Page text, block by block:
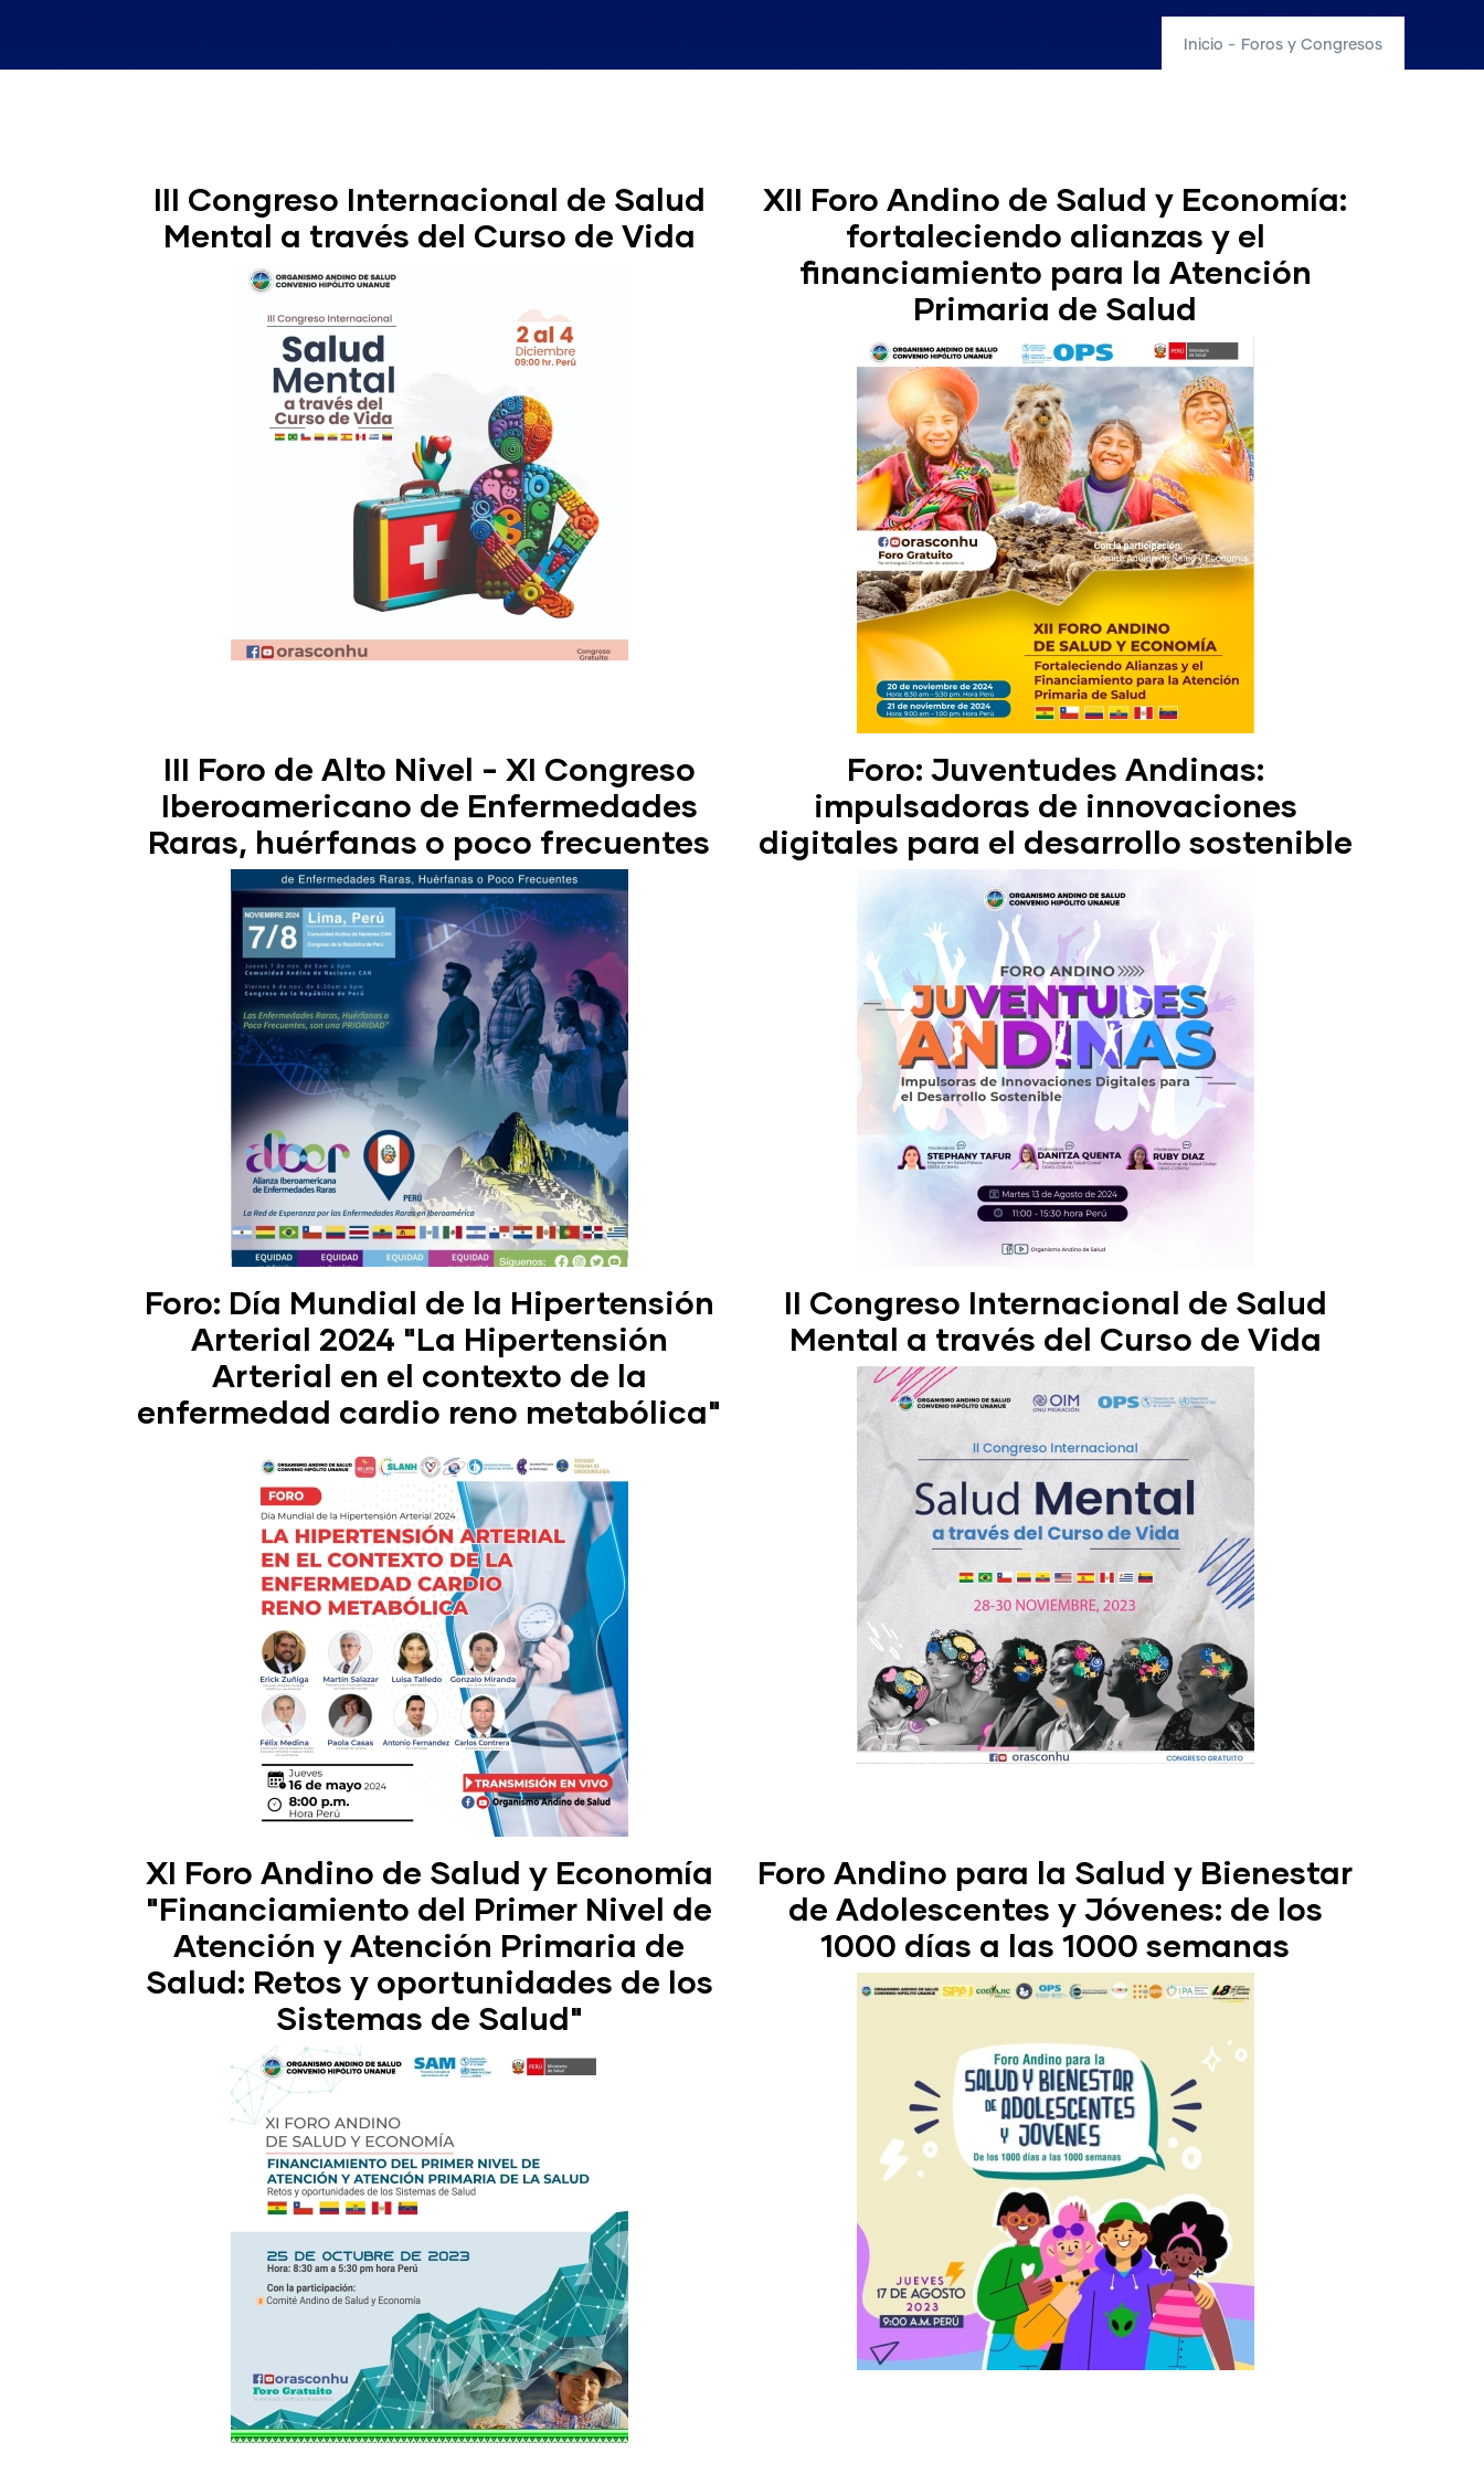
Inicio - Foros y Congresos
III Congreso Internacional de Salud
Mental a través del Curso de Vida
XII Foro Andino de Salud y Economía:
fortaleciendo alianzas y el
financiamiento para la Atención
Primaria de Salud
III Foro de Alto Nivel - XI Congreso
Iberoamericano de Enfermedades
Raras, huérfanas o poco frecuentes
Foro: Juventudes Andinas:
impulsadoras de innovaciones
digitales para el desarrollo sostenible
Foro: Día Mundial de la Hipertensión
Arterial 2024 "La Hipertensión
Arterial en el contexto de la
enfermedad cardio reno metabólica"
II Congreso Internacional de Salud
Mental a través del Curso de Vida
XI Foro Andino de Salud y Economía
"Financiamiento del Primer Nivel de
Atención y Atención Primaria de
Salud: Retos y oportunidades de los
Sistemas de Salud"
Foro Andino para la Salud y Bienestar
de Adolescentes y Jóvenes: de los
1000 días a las 1000 semanas